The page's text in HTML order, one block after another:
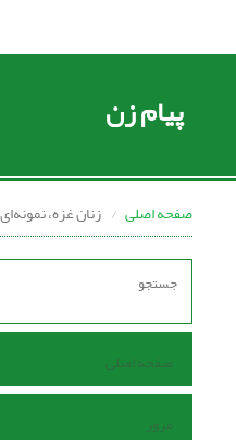
پیام زن
صفحه اصلی زنان غزه،
صفحه اصلی
مرور